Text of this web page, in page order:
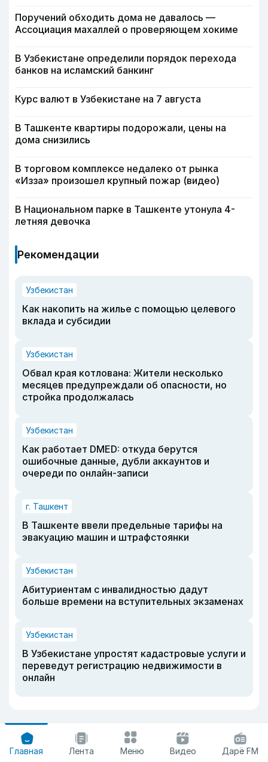
Поручений обходить дома не давалось —
Ассоциация махаллей о проверяющем хокиме
В Узбекистане определили порядок перехода
банков на исламский банкинг
Курс валют в Узбекистане на 7 августа
В Ташкенте квартиры подорожали, цены на
дома снизились
В торговом комплексе недалеко от рынка
«Изза» произошел крупный пожар (видео)
В Национальном парке в Ташкенте утонула 4-
летняя девочка
Рекомендации
Узбекистан
Как накопить на жилье с помощью целевого
вклада и субсидии
Узбекистан
Обвал края котлована: Жители несколько
месяцев предупреждали об опасности, но
стройка продолжалась
Узбекистан
Как работает DMED: откуда берутся
ошибочные данные, дубли аккаунтов и
очереди по онлайн-записи
г. Ташкент
В Ташкенте ввели предельные тарифы на
эвакуацию машин и штрафстоянки
Узбекистан
Абитуриентам с инвалидностью дадут
больше времени на вступительных экзаменах
Узбекистан
В Узбекистане упростят кадастровые услуги и
переведут регистрацию недвижимости в
онлайн
Главная Лента Меню Видео Дарё FM